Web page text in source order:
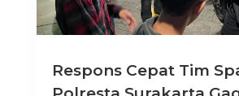
Respons Cepat Tim